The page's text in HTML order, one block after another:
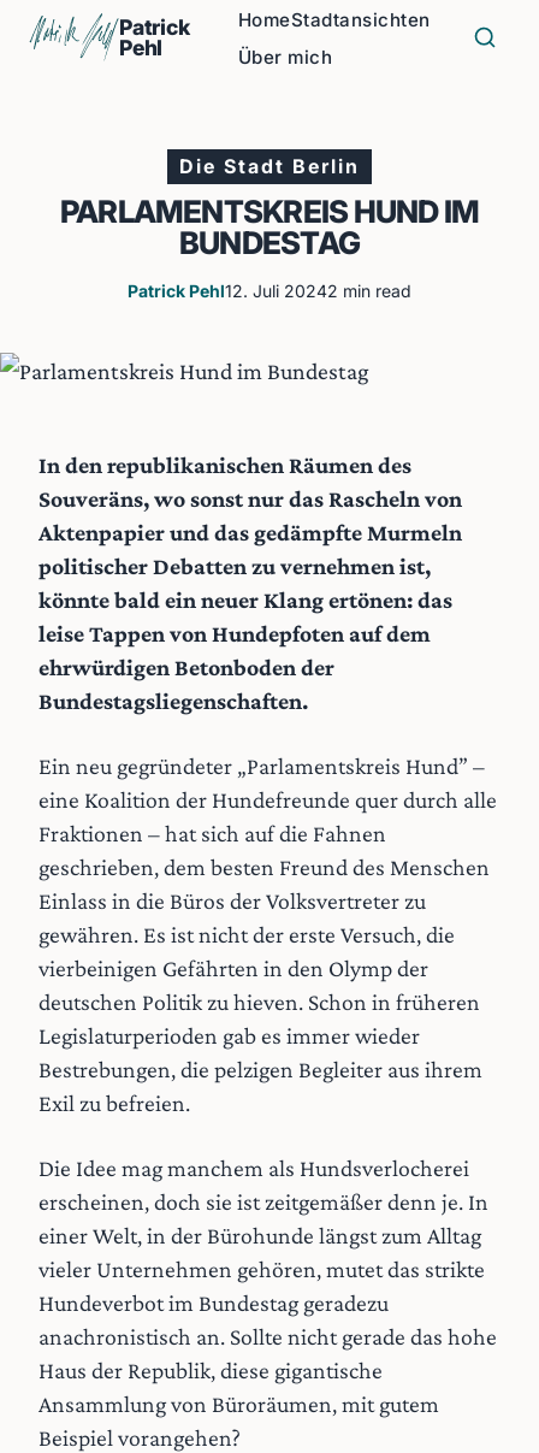
Patrick
Pehl
HomeStadtansichten
Über mich
Die Stadt Berlin
PARLAMENTSKREIS HUND IM
BUNDESTAG
Patrick Pehl12. Juli 20242 min read
In den republikanischen Räumen des
Souveräns, wo sonst nur das Rascheln von
Aktenpapier und das gedämpfte Murmeln
politischer Debatten zu vernehmen ist,
könnte bald ein neuer Klang ertönen: das
leise Tappen von Hundepfoten auf dem
ehrwürdigen Betonboden der
Bundestagsliegenschaften.
Ein neu gegründeter „Parlamentskreis Hund” –
eine Koalition der Hundefreunde quer durch alle
Fraktionen – hat sich auf die Fahnen
geschrieben, dem besten Freund des Menschen
Einlass in die Büros der Volksvertreter zu
gewähren. Es ist nicht der erste Versuch, die
vierbeinigen Gefährten in den Olymp der
deutschen Politik zu hieven. Schon in früheren
Legislaturperioden gab es immer wieder
Bestrebungen, die pelzigen Begleiter aus ihrem
Exil zu befreien.
Die Idee mag manchem als Hundsverlocherei
erscheinen, doch sie ist zeitgemäßer denn je. In
einer Welt, in der Bürohunde längst zum Alltag
vieler Unternehmen gehören, mutet das strikte
Hundeverbot im Bundestag geradezu
anachronistisch an. Sollte nicht gerade das hohe
Haus der Republik, diese gigantische
Ansammlung von Büroräumen, mit gutem
Beispiel vorangehen?